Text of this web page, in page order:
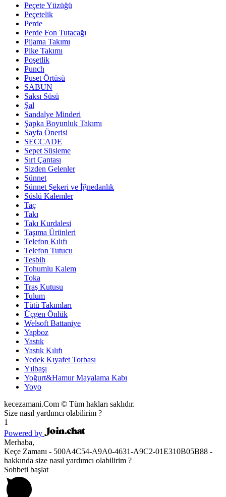
Peçete Yüzüğü
Peçetelik
Perde
Perde Fon Tutacağı
Pijama Takımı
Pike Takımı
Poşetlik
Punch
Puset Örtüsü
SABUN
Saksı Süsü
Şal
Sandalye Minderi
Şapka Boyunluk Takımı
Sayfa Önerisi
SECCADE
Sepet Süsleme
Sırt Çantası
Sizden Gelenler
Sünnet
Sünnet Şekeri ve İğnedanlık
Süslü Kalemler
Taç
Takı
Takı Kurdalesi
Taşıma Ürünleri
Telefon Kılıfı
Telefon Tutucu
Tesbih
Tohumlu Kalem
Toka
Traş Kutusu
Tulum
Tütü Takımları
Üçgen Önlük
Welsoft Battaniye
Yapboz
Yastık
Yastık Kılıfı
Yedek Kıyafet Torbası
Yılbaşı
Yoğurt&Hamur Mayalama Kabı
Yoyo
kecezamani.Com © Tüm hakları saklıdır.
Size nasıl yardımcı olabilirim ?
1
Powered by
Merhaba,
Keçe Zamanı - 500A4C54-A9A0-4631-A9C2-01E310B05B88 -
hakkında size nasıl yardımcı olabilirim ?
Sohbeti başlat